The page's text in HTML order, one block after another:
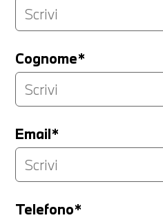
Cognome*
Email*
Telefono*